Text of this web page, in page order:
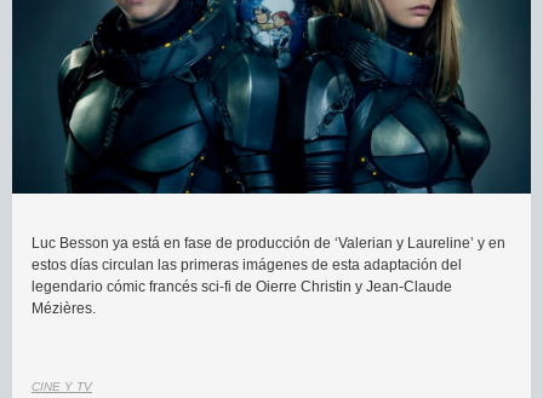
Luc Besson ya está en fase de producción de ‘Valerian y Laureline’ y en
estos días circulan las primeras imágenes de esta adaptación del
legendario cómic francés sci-fi de Oierre Christin y Jean-Claude
Mézières.
CINE Y TV